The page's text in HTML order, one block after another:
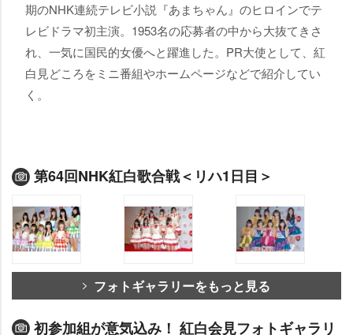
期のNHK連続テレビ小説『あまちゃん』のヒロインでテ
レビドラマ初主演。1953名の応募者の中から大抜てきさ
れ、一気に国民的女優へと躍進した。PR大使として、紅
白見どころをミニ番組やホームページなどで紹介してい
く。
第64回NHK紅白歌合戦＜リハ1日目＞
フォトギャラリーをもっと見る
初参加組が意気込み！ 紅白会見フォトギャラリ